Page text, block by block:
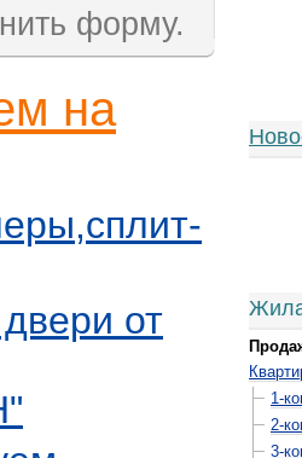
форму.
на
от
1-
2-
3-